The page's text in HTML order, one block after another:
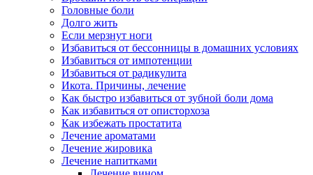
Головные боли
Долго жить
Если мерзнут ноги
Избавиться от бессонницы в домашних условиях
Избавиться от импотенции
Избавиться от радикулита
Икота. Причины, лечение
Как быстро избавиться от зубной боли дома
Как избавиться от описторхоза
Как избежать простатита
Лечение ароматами
Лечение жировика
Лечение напитками